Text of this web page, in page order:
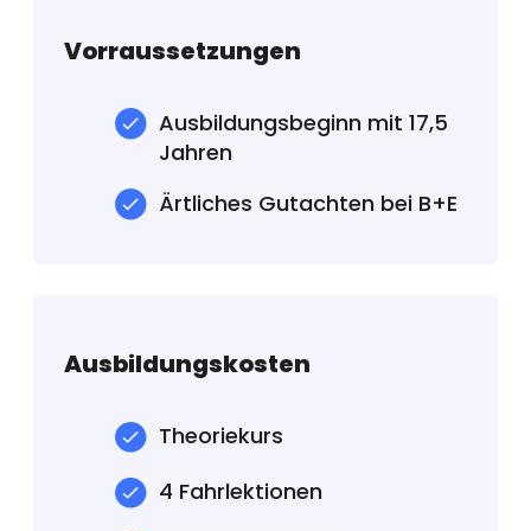
Vorraussetzungen
Ausbildungsbeginn mit 17,5
Jahren
Ärtliches Gutachten bei B+E
Ausbildungskosten
Theoriekurs
4 Fahrlektionen